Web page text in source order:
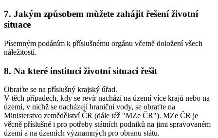
7. Jakým způsobem můžete zahájit řešení životní
situace
Písemným podáním k příslušnému orgánu včetně doložení všech
náležitostí.
8. Na které instituci životní situaci řešit
Obraťte se na příslušný krajský úřad.
V těch případech, kdy se revír nachází na území více krajů nebo na
území, v nichž se nacházejí hraniční vody, se obraťte na
Ministerstvo zemědělství ČR (dále též "MZe ČR"). MZe ČR je
věcně příslušné i pro potřeby státních podniků na jimi spravovaném
území a na územích významných pro obranu státu.